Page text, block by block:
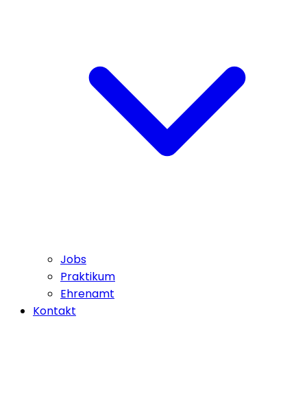
Jobs
Praktikum
Ehrenamt
Kontakt